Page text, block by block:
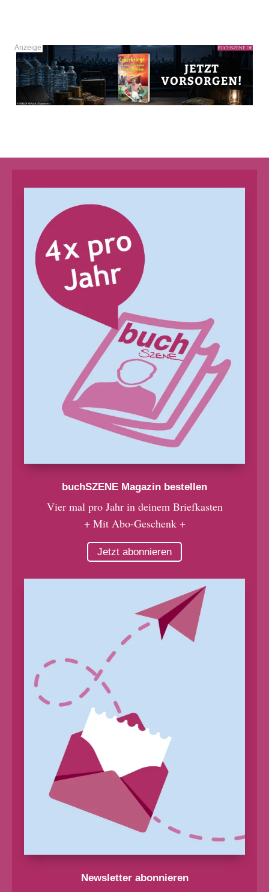
buchSZENE Magazin bestellen
Vier mal pro Jahr in deinem Briefkasten
+ Mit Abo-Geschenk +
Jetzt abonnieren
Newsletter abonnieren